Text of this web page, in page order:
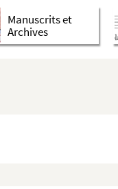
Manuscrits et
Archives